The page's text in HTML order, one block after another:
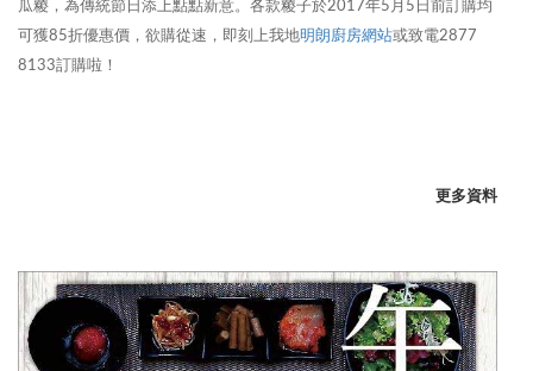
瓜糉，為傳統節日添上點點新意。各款糉子於2017年5月5日前訂購均
可獲85折優惠價，欲購從速，即刻上我地明朗廚房網站或致電2877
8133訂購啦！
更多資料